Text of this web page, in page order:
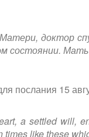
доктор
состоянии.
послания 15
a settled will,
like these